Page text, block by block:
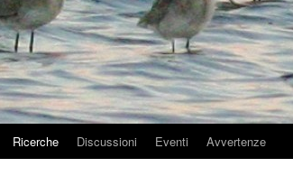
Ricerche Discussioni Eventi Avvertenze